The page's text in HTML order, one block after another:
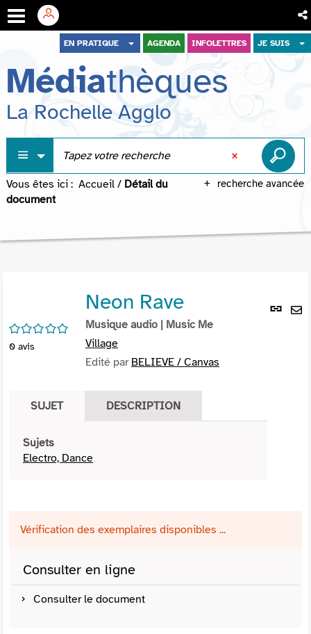
menu
contenu
recherche
EN PRATIQUE AGENDA INFOLETTRES JE SUIS
Médiathèques
La Rochelle Agglo
recherche avancée
Vous êtes ici : Accueil / Détail du
document
Lien
/5
0 avis
Neon Rave
Musique audio | Music Me
Village
Edité par BELIEVE / Canvas
SUJET DESCRIPTION
Sujets
Electro, Dance
Vérification des exemplaires disponibles ...
Consulter en ligne
Consulter le document